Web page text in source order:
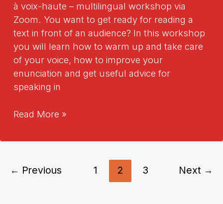
à voix-haute – multilingual workshop via
Zoom. You want to get ready for reading a
text in front of an audience? In this workshop
you will learn how to warm up and take care
of your voice, how to improve your
enunciation and get useful advice for
speaking in
Laut
–
Read More »
← Previous 1 2 3 Next →